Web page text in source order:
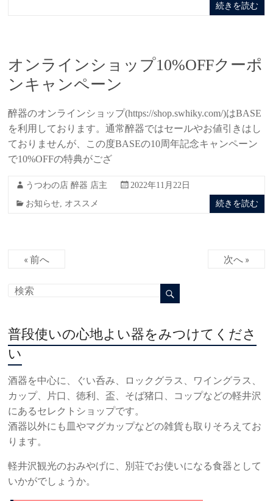
続きを読む
オンラインショップ10%OFFクーポ
ンキャンペーン
醉器のオンラインショップ(https://shop.swhiky.com/)はBASE
を利用しております。通常醉器ではセールやお値引きはし
ておりませんが、この度BASEの10周年記念キャンペーン
で10%OFFの特典がござ
うつわの店 醉器 店主
2022年11月22日
お知らせ オススメ 続きを読む
« 前へ 次へ »
普段使いの心地よい器をみつけてくださ
い
酒器を中心に、ぐい呑み、ロックグラス、ワイングラス、
カップ、片口、徳利、盃、そば猪口、コップなどの軽井沢
にあるセレクトショップです。
酒器以外にも皿やマグカップなどの雑貨も取りそろえてお
ります。
軽井沢観光のおみやげに、別荘でお使いになる食器として
いかがでしょうか。